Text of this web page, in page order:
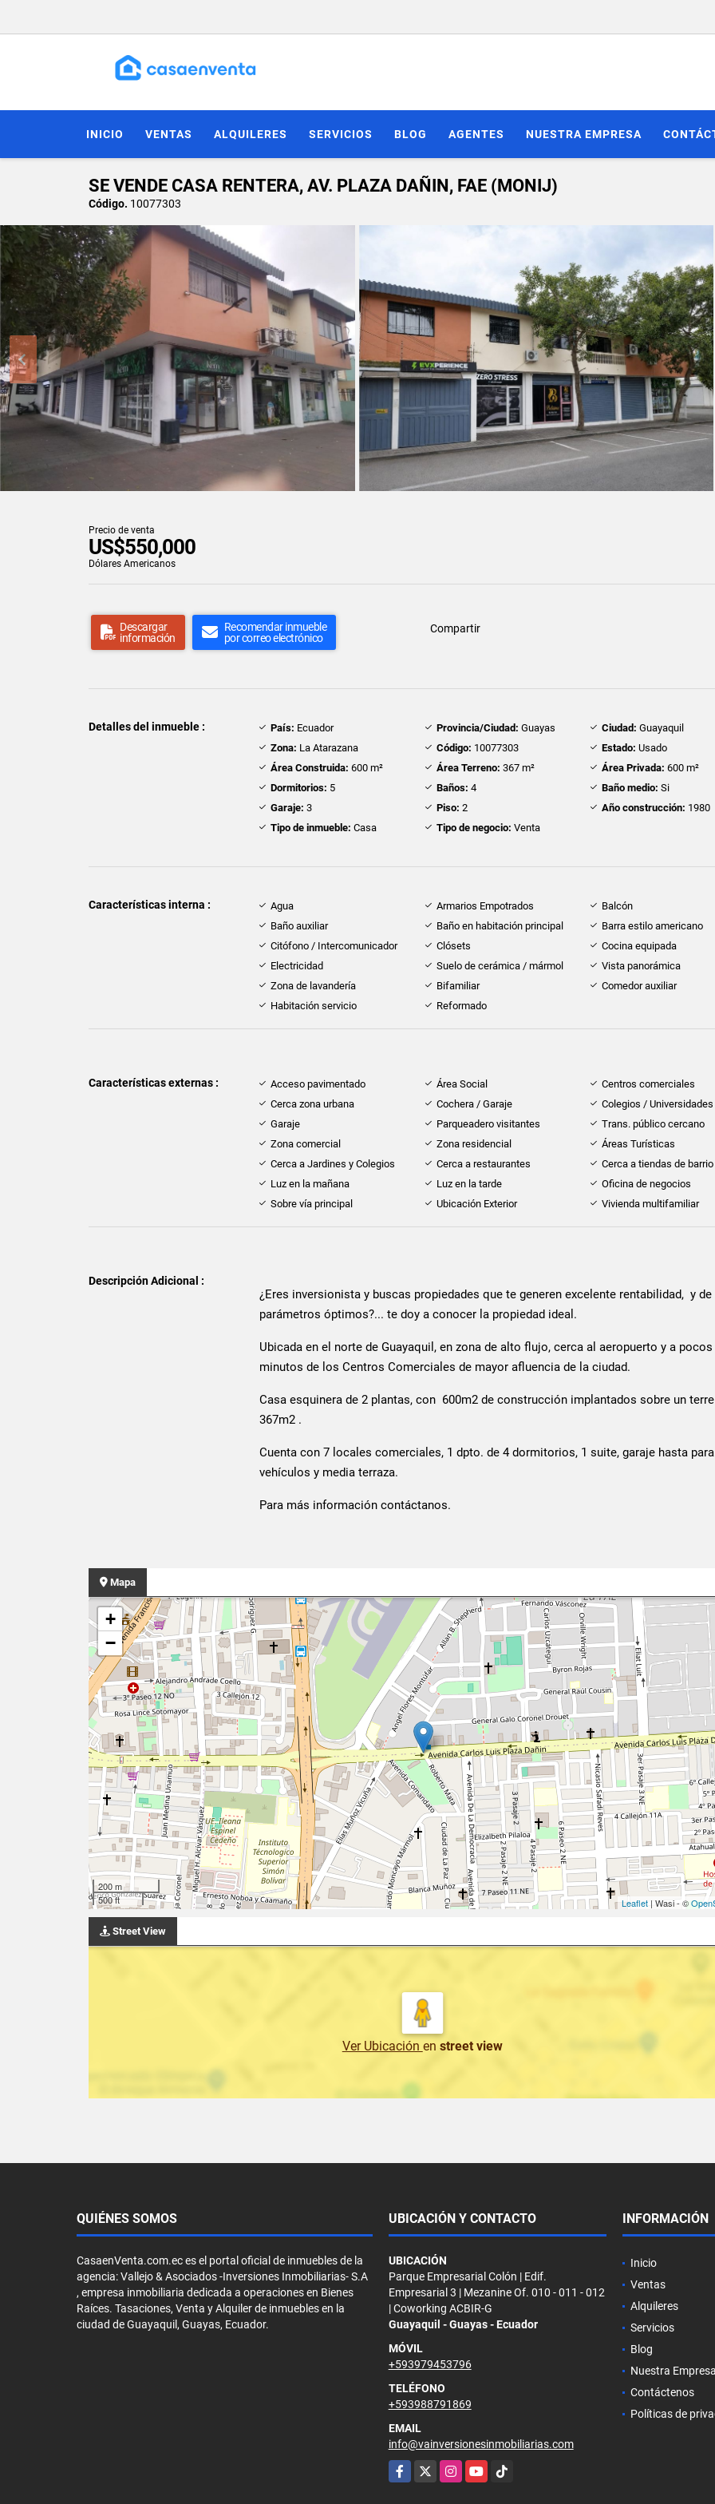
INICIO VENTAS ALQUILERES SERVICIOS BLOG AGENTES NUESTRA EMPRESA
SE VENDE CASA RENTERA, AV. PLAZA DAÑIN, FAE (MONIJ)
Código. 10077303
Precio de venta
US$550,000
Dólares Americanos
Descargar
información
Recomendar inmueble
por correo electrónico
Compartir
Detalles del inmueble : País: Ecuador Provincia/Ciudad: Guayas Ciudad: Guayaquil
Zona: La Atarazana Código: 10077303 Estado: Usado
Área Construida: 600 m² Área Terreno: 367 m² Área Privada: 600 m²
Dormitorios: 5 Baños: 4 Baño medio: Si
Garaje: 3 Piso: 2 Año construcción: 1980
Tipo de inmueble: Casa Tipo de negocio: Venta
Características interna : Agua Armarios Empotrados
Balcón
Baño auxiliar
Baño en habitación principal
Barra estilo americano
Citófono / Intercomunicador
Clósets
Cocina equipada
Electricidad
Suelo de cerámica / mármol
Vista panorámica
Zona de lavandería
Bifamiliar
Comedor auxiliar
Habitación servicio
Reformado
Características externas : Acceso pavimentado Área Social
Centros comerciales
Cerca zona urbana
Cochera / Garaje
Colegios / Universidades
Garaje
Parqueadero visitantes
Trans. público cercano
Zona comercial
Zona residencial
Áreas Turísticas
Cerca a Jardines y Colegios
Cerca a restaurantes
Cerca a tiendas de barrio
Luz en la mañana
Luz en la tarde
Oficina de negocios
Sobre vía principal
Ubicación Exterior Vivienda multifamiliar
Descripción Adicional :
¿Eres inversionista y buscas propiedades que te generen excelente rentabilidad, y de
parámetros óptimos?... te doy a conocer la propiedad ideal.
Ubicada en el norte de Guayaquil, en zona de alto flujo, cerca al aeropuerto y a pocos
minutos de los Centros Comerciales de mayor afluencia de la ciudad.
Casa esquinera de 2 plantas, con 600m2 de construcción implantados sobre un
367m2 .
Cuenta con 7 locales comerciales, 1 dpto. de 4 dormitorios, 1 suite, garaje hasta
vehículos y media terraza.
Para más información contáctanos.
Mapa
+
−
200 m
500 ft
Leaflet| Wasi - ©
Street View
Ver Ubicación en street view
QUIÉNES SOMOS
CasaenVenta.com.ec es el portal oficial de inmuebles de la
agencia: Vallejo & Asociados -Inversiones Inmobiliarias- S.A
, empresa inmobiliaria dedicada a operaciones en Bienes
Raíces. Tasaciones, Venta y Alquiler de inmuebles en la
ciudad de Guayaquil, Guayas, Ecuador.
UBICACIÓN Y CONTACTO
UBICACIÓN
Parque Empresarial Colón | Edif.
Empresarial 3 | Mezanine Of. 010 - 011 - 012
| Coworking ACBIR-G
Guayaquil - Guayas - Ecuador
MÓVIL
+593979453796
TELÉFONO
+593988791869
EMAIL
info@vainversionesinmobiliarias.com
Facebook
X InstagramYouTubeTikTok
INFORMACIÓN
Inicio
Ventas
Alquileres
Servicios
Blog
Nuestra
Contáctenos
Políticas de